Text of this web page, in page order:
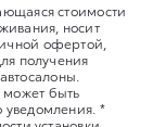
стоимости
носит
офертой,
получения
быть
уведомления. *